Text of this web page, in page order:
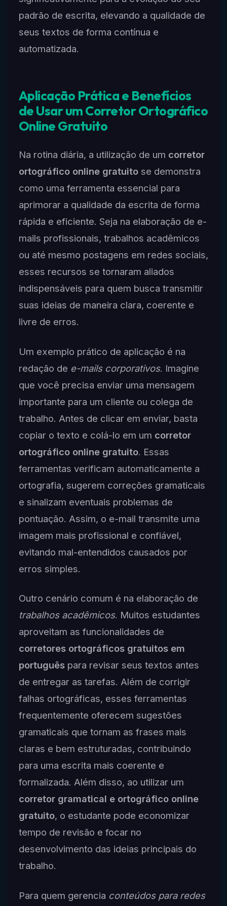
padrão de escrita, elevando a qualidade de
seus textos de forma contínua e
automatizada.
Aplicação Prática e Benefícios
de Usar um Corretor Ortográfico
Online Gratuito
Na rotina diária, a utilização de um corretor
ortográfico online gratuitose demonstra
como uma ferramenta essencial para
aprimorar a qualidade da escrita de forma
rápida e eficiente. Seja na elaboração de e-
mails profissionais, trabalhos acadêmicos
ou até mesmo postagens em redes sociais,
esses recursos se tornaram aliados
indispensáveis para quem busca transmitir
suas ideias de maneira clara, coerente e
livre de erros.
Um exemplo prático de aplicação é na
redação de e-mails corporativos. Imagine
que você precisa enviar uma mensagem
importante para um cliente ou colega de
trabalho. Antes de clicar em enviar, basta
copiar o texto e colá-lo em um corretor
ortográfico online gratuito. Essas
ferramentas verificam automaticamente a
ortografia, sugerem correções gramaticais
e sinalizam eventuais problemas de
pontuação. Assim, o e-mail transmite uma
imagem mais profissional e confiável,
evitando mal-entendidos causados por
erros simples.
Outro cenário comum é na elaboração de
trabalhos acadêmicos. Muitos estudantes
aproveitam as funcionalidades de
corretores ortográficos gratuitos em
portuguêspara revisar seus textos antes
de entregar as tarefas. Além de corrigir
falhas ortográficas, esses ferramentas
frequentemente oferecem sugestões
gramaticais que tornam as frases mais
claras e bem estruturadas, contribuindo
para uma escrita mais coerente e
formalizada. Além disso, ao utilizar um
corretor gramatical e ortográfico online
gratuito, o estudante pode economizar
tempo de revisão e focar no
desenvolvimento das ideias principais do
trabalho.
Para quem gerencia conteúdos para redes